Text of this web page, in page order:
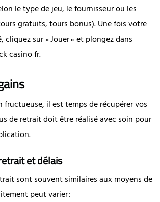
le type de jeu, le fournisseur ou les
gratuits, tours bonus). Une fois votre
cliquez sur « Jouer » et plongez dans
casino fr.
fructueuse, il est temps de récupérer vos
de retrait doit être réalisé avec soin pour
et délais
sont souvent similaires aux moyens de
peut varier :